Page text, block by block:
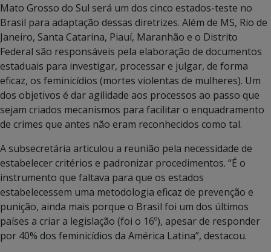
Mato Grosso do Sul será um dos cinco estados-teste no
Brasil para adaptação dessas diretrizes. Além de MS, Rio de
Janeiro, Santa Catarina, Piauí, Maranhão e o Distrito
Federal são responsáveis pela elaboração de documentos
estaduais para investigar, processar e julgar, de forma
eficaz, os feminicídios (mortes violentas de mulheres). Um
dos objetivos é dar agilidade aos processos ao passo que
sejam criados mecanismos para facilitar o enquadramento
de crimes que antes não eram reconhecidos como tal.
A subsecretária articulou a reunião pela necessidade de
estabelecer critérios e padronizar procedimentos. “É o
instrumento que faltava para que os estados
estabelecessem uma metodologia eficaz de prevenção e
punição, ainda mais porque o Brasil foi um dos últimos
países a criar a legislação (foi o 16º), apesar de responder
por 40% dos feminicídios da América Latina”, destacou.